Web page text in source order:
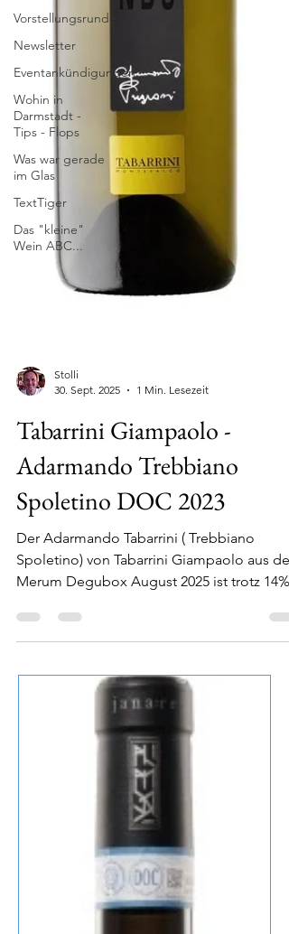
Vorstellungsrunde
Newsletter
Eventankündigungen
Wohin in
Darmstadt -
Tips - Flops
Was war gerade
im Glas
TextTiger
Das "kleine"
Wein ABC...
30. Sept. 2025
1 Min. Lesezeit
Tabarrini Giampaolo -
Adarmando Trebbiano
Spoletino DOC 2023
Der Adarmando Tabarrini ( Trebbiano
Spoletino) von Tabarrini Giampaolo aus der
Merum Degubox August 2025 ist trotz 14%
würzig, gestern gut zur Pasta mir rotem